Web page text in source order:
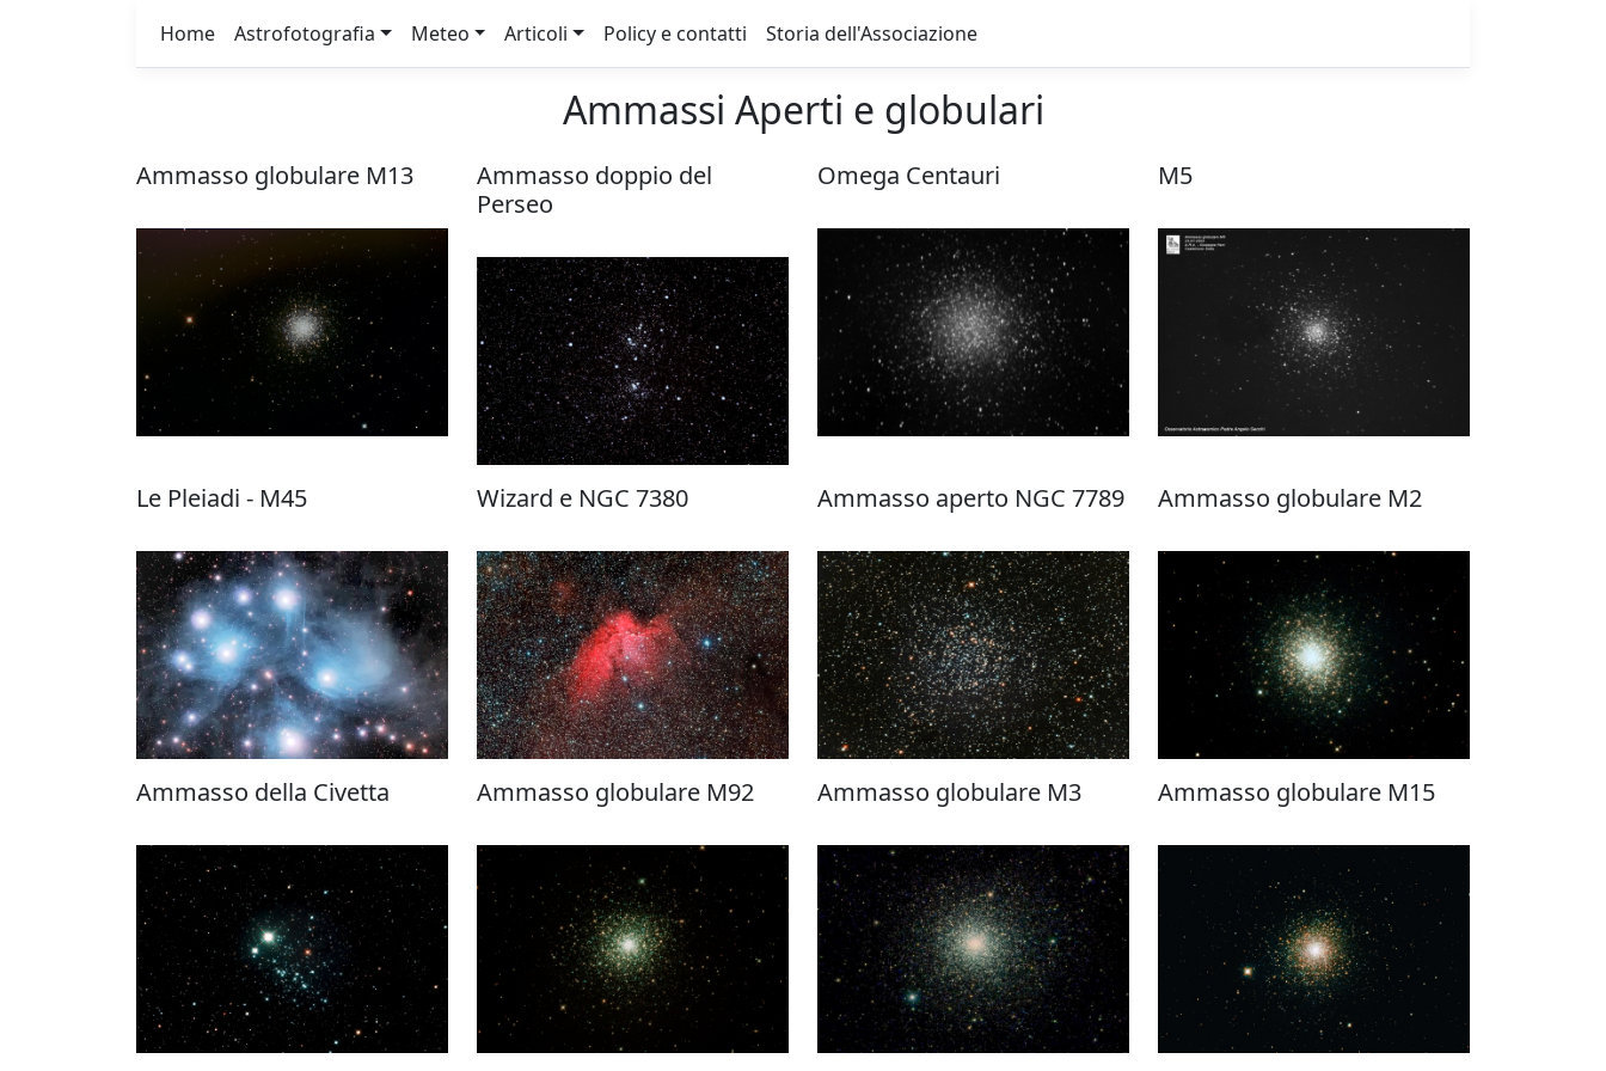
Home Astrofotografia Meteo Articoli Policy e contatti Storia dell'Associazione
Ammassi Aperti e globulari
Ammasso globulare M13
Ammasso doppio del
Perseo
Omega Centauri M5
Le Pleiadi - M45 Wizard e NGC 7380 Ammasso aperto NGC 7789 Ammasso globulare M2
Ammasso della Civetta Ammasso globulare M92 Ammasso globulare M3 Ammasso globulare M15